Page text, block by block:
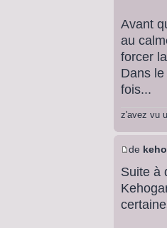
Avant
au
forcer
Dans
fois...
z'avez vu
de
Suite à